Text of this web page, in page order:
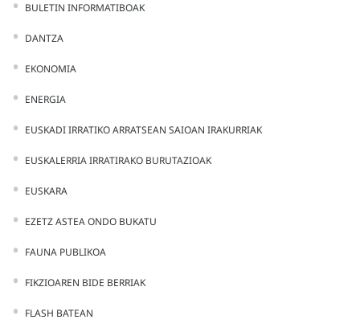
BULETIN INFORMATIBOAK
DANTZA
EKONOMIA
ENERGIA
EUSKADI IRRATIKO ARRATSEAN SAIOAN IRAKURRIAK
EUSKALERRIA IRRATIRAKO BURUTAZIOAK
EUSKARA
EZETZ ASTEA ONDO BUKATU
FAUNA PUBLIKOA
FIKZIOAREN BIDE BERRIAK
FLASH BATEAN